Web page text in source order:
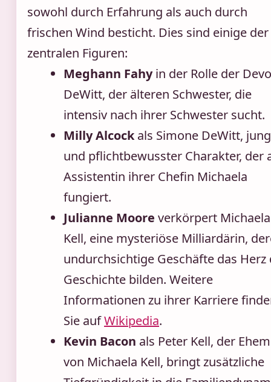
sowohl durch Erfahrung als auch durch
frischen Wind besticht. Dies sind einige der
zentralen Figuren:
Meghann Fahyin der Rolle der
DeWitt, der älteren Schwester, die
intensiv nach ihrer Schwester sucht.
Milly Alcockals Simone DeWitt,
und pflichtbewusster Charakter, der
Assistentin ihrer Chefin Michaela
fungiert.
Julianne Moore verkörpert Michaela
Kell, eine mysteriöse Milliardärin,
undurchsichtige Geschäfte das Herz
Geschichte bilden. Weitere
Informationen zu ihrer Karriere
Sie aufWikipedia.
Kevin Bacon als Peter Kell, der
von Michaela Kell, bringt zusätzliche